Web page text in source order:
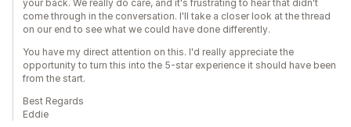
your back. We really do care, and it's frustrating to hear that didn't
come through in the conversation. I'll take a closer look at the thread
on our end to see what we could have done differently.
You have my direct attention on this. I'd really appreciate the
opportunity to turn this into the 5-star experience it should have been
from the start.
Best Regards
Eddie